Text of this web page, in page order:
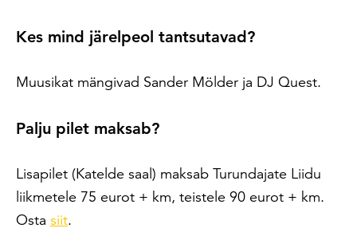
Kes mind järelpeol tantsutavad?
Muusikat mängivad Sander Mölder ja DJ Quest.
Palju pilet maksab?
Lisapilet (Katelde saal) maksab Turundajate Liidu
liikmetele 75 eurot + km, teistele 90 eurot + km.
Osta siit.